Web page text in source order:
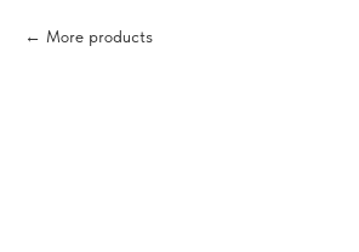
More products